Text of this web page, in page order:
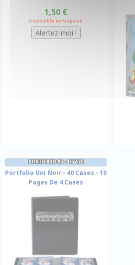
1,50 €
Disponible en Magasin
PORTFOLIO A5 - 4 CASES
Portfolio Uni Noir - 40 Cases - 10
Pages De 4 Cases